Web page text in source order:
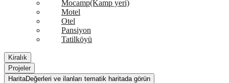
Mocamp(Kamp yeri)
Motel
Otel
Pansiyon
Tatilköyü
Kiralık
Projeler
HaritaDeğerleri ve ilanları tematik haritada görün